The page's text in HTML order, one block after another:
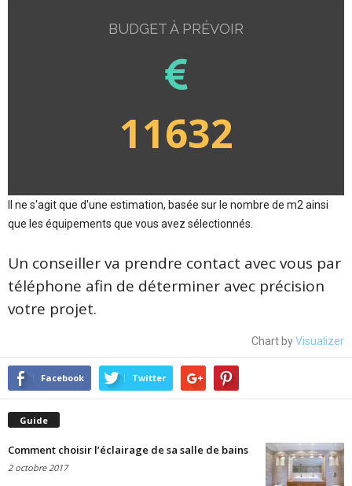
BUDGET À PRÉVOIR
11632
Il ne s'agit que d'une estimation, basée sur le nombre de m2 ainsi
que les équipements que vous avez sélectionnés.
Un conseiller va prendre contact avec vous par
téléphone afin de déterminer avec précision
votre projet.
Chart byVisualizer
Facebook Twitter
Guide
Comment choisir l’éclairage de sa salle de bains
2 octobre 2017